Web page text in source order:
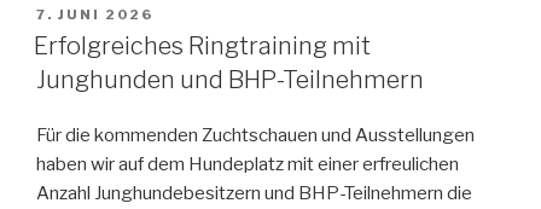
VERÖFFENTLICHT
AM
7. JUNI 2026
Erfolgreiches Ringtraining mit
Junghunden und BHP-Teilnehmern
Für die kommenden Zuchtschauen und Ausstellungen
haben wir auf dem Hundeplatz mit einer erfreulichen
Anzahl Junghundebesitzern und BHP-Teilnehmern die